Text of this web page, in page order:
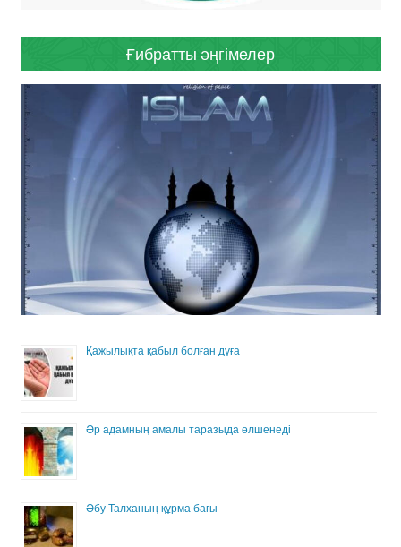
Ғибратты әңгімелер
Қажылықта қабыл болған дұға
Әр адамның амалы таразыда өлшенеді
Әбу Талханың құрма бағы